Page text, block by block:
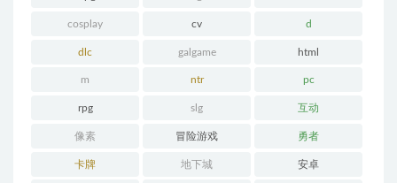
cosplay cv d
dlc galgame html
m ntr pc
rpg slg 互动
像素 冒险游戏 勇者
卡牌 地下城 安卓